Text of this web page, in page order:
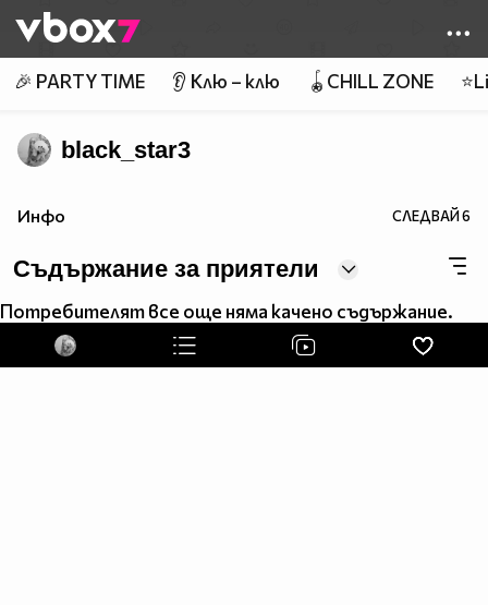
👾
🎉 PARTY TIME 👂 Клю – клю 🪀CHILL ZONE
black_star3
Инфо СЛЕДВАЙ6
Съдържание за приятели
Потребителят все още няма качено съдържание.